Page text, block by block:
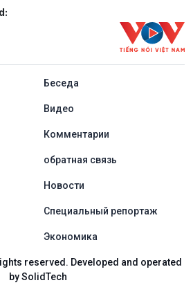
NgaБеседа
Видео
Комментарии
обратная связь
Новости
Специальный репортаж
Экономика
reserved. Developed and operated
by SolidTech